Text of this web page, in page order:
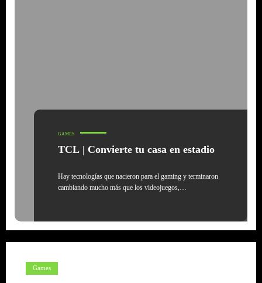
GAMES
TCL | Convierte tu casa en estadio
Hay tecnologías que nacieron para el gaming y terminaron
cambiando mucho más que los videojuegos,…
Games